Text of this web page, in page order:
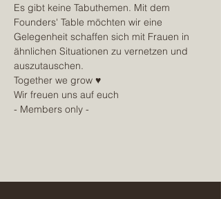
Es gibt keine Tabuthemen. Mit dem
Founders' Table möchten wir eine
Gelegenheit schaffen sich mit Frauen in
ähnlichen Situationen zu vernetzen und
auszutauschen.
Together we grow ♥
Wir freuen uns auf euch
- Members only -